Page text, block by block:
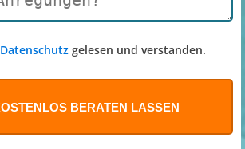
Datenschutz gelesen und verstanden.